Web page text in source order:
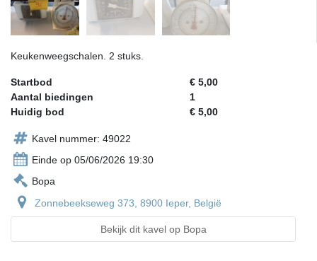
Keukenweegschalen. 2 stuks.
Startbod
€ 5,00
Aantal biedingen
1
Huidig bod
€ 5,00
Kavel nummer: 49022
Einde op 05/06/2026 19:30
Bopa
Zonnebeekseweg 373, 8900 Ieper, België
Bekijk dit kavel op Bopa